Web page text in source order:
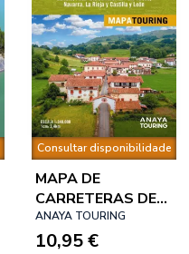
Consultar disponibilidade
MAPA DE
CARRETERAS DE
ESPAÑA NORTE
1:340.000
ANAYA TOURING
10,95 €